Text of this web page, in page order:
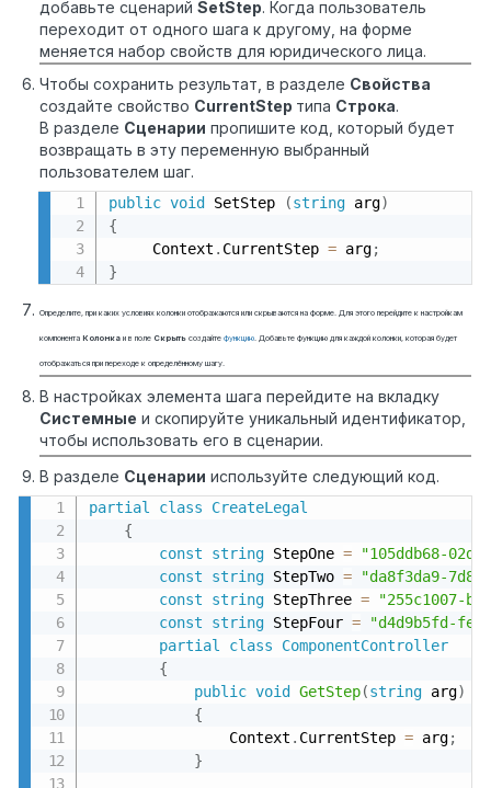
добавьте сценарий SetStep. Когда пользователь
переходит от одного шага к другому, на форме
меняется набор свойств для юридического лица.
Чтобы сохранить результат, в разделе Свойства
создайте свойство CurrentStep типа Строка.
В разделе Сценарии пропишите код, который будет
возвращать в эту переменную выбранный
пользователем шаг.
public void SetStep (string arg)
{
     Context
. CurrentStep = arg;
}
Определите, при каких условиях колонки отображаются или скрываются на форме. Для этого перейдите к настройкам
компонента Колонка и в поле Скрыть создайте функцию. Добавьте функцию для каждой колонки, которая будет
отображаться при переходе к определённому шагу.
В настройках элемента шага перейдите на вкладку
Системные и скопируйте уникальный идентификатор,
чтобы использовать его в сценарии.
В разделе Сценарии используйте следующий код.
partial class
CreateLegal
{
const
string StepOne =
"105ddb68-
const
string StepTwo =
"da8f3da9-
const
string StepThree =
"255c1007-
const
string StepFour =
"d4d9b5fd-
partial
class
ComponentController
{
public void GetStep(string arg)
{
                Context
. CurrentStep = arg;
}